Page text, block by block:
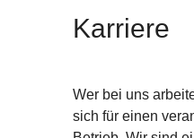
Karriere
Wer bei uns
sich für einen